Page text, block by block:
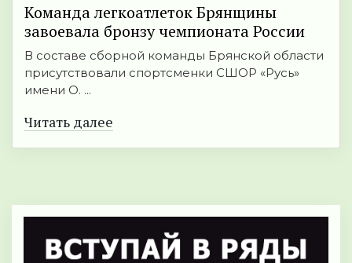
Команда легкоатлеток Брянщины
завоевала бронзу чемпионата России
В составе сборной команды Брянской области
присутствовали спортсменки СШОР «Русь»
имени О. ...
Читать далее